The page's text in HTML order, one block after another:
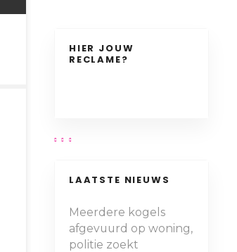
HIER JOUW
RECLAME?
LAATSTE NIEUWS
Meerdere kogels
afgevuurd op woning,
politie zoekt